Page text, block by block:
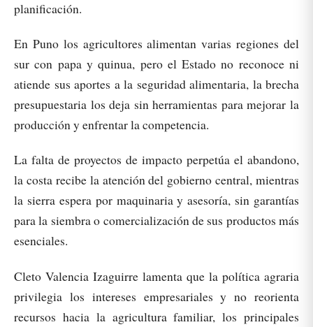
planificación.
En Puno los agricultores alimentan varias regiones del
sur con papa y quinua, pero el Estado no reconoce ni
atiende sus aportes a la seguridad alimentaria, la brecha
presupuestaria los deja sin herramientas para mejorar la
producción y enfrentar la competencia.
La falta de proyectos de impacto perpetúa el abandono,
la costa recibe la atención del gobierno central, mientras
la sierra espera por maquinaria y asesoría, sin garantías
para la siembra o comercialización de sus productos más
esenciales.
Cleto Valencia Izaguirre lamenta que la política agraria
privilegia los intereses empresariales y no reorienta
recursos hacia la agricultura familiar, los principales